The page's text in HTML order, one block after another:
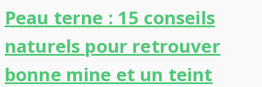
Peau terne : 15 conseils
naturels pour retrouver
bonne mine et un teint